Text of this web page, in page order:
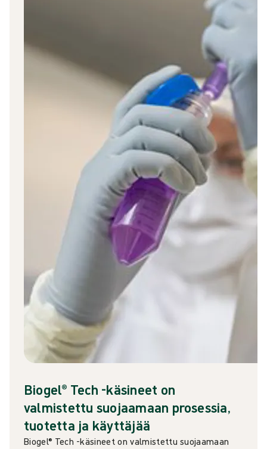
Biogel® Tech -käsineet on
valmistettu suojaamaan prosessia,
tuotetta ja käyttäjää
Biogel® Tech -käsineet on valmistettu suojaamaan